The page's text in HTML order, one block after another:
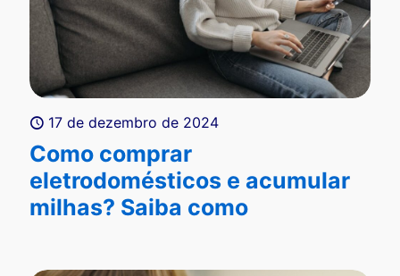
17 de dezembro de 2024
Como comprar
eletrodomésticos e acumular
milhas? Saiba como